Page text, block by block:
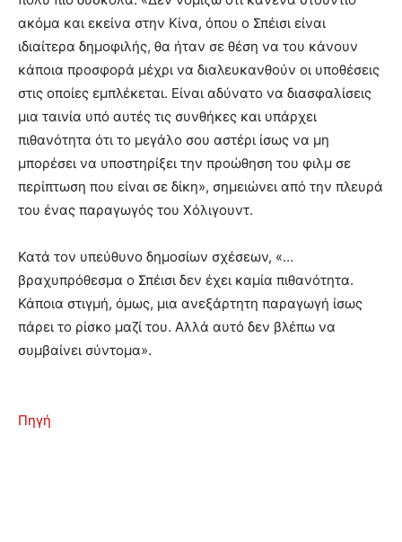
ακόμα και εκείνα στην Κίνα, όπου ο Σπέισι είναι
ιδιαίτερα δημοφιλής, θα ήταν σε θέση να του κάνουν
κάποια προσφορά μέχρι να διαλευκανθούν οι υποθέσεις
στις οποίες εμπλέκεται. Είναι αδύνατο να διασφαλίσεις
μια ταινία υπό αυτές τις συνθήκες και υπάρχει
πιθανότητα ότι το μεγάλο σου αστέρι ίσως να μη
μπορέσει να υποστηρίξει την προώθηση του φιλμ σε
περίπτωση που είναι σε δίκη», σημειώνει από την πλευρά
του ένας παραγωγός του Χόλιγουντ.
Κατά τον υπεύθυνο δημοσίων σχέσεων, «…
βραχυπρόθεσμα ο Σπέισι δεν έχει καμία πιθανότητα.
Κάποια στιγμή, όμως, μια ανεξάρτητη παραγωγή ίσως
πάρει το ρίσκο μαζί του. Αλλά αυτό δεν βλέπω να
συμβαίνει σύντομα».
Πηγή